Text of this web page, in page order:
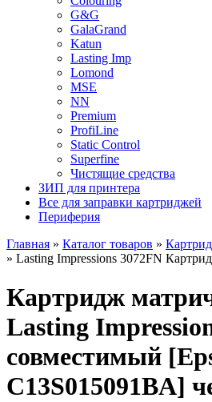
G&G
GalaGrand
Katun
Lasting Imp
Lomond
MSE
NN
Premium
ProfiLine
Static Control
Superfine
Чистящие средства
ЗИП для принтера
Все для заправки картриджей
Периферия
Главная » Каталог товаров »
» Lasting Impressions 3072FN
Картридж
Lasting
совместимый
C13S015091BA]